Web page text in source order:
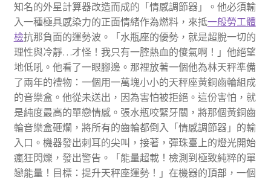
知名的外星計算器改造而成的「情感調節器」。他必須輸
入一種極具感染力的正面情緒作為燃料，來抵一般勞工體
檢抗那負面的運勢波。「水瓶座的優勢，就是超脫一切的
理性與冷靜…才怪！我只有一腔熱血的傻氣啊！」他絕望
地低吼。他看了一眼腳邊。那裡放著一個他為林天秤準備
了兩年的禮物：一個用一萬塊小小的天秤座黃銅齒輪組成
的音樂盒。他從未送出，因為害怕被拒絕。這份害怕，就
是純度最高的單戀情感。張水瓶咬緊牙關，將那個黃銅齒
輪音樂盒砸爛，將所有的齒輪都倒入「情感調節器」的輸
入口。機器發出刺耳的尖叫，接著，彈珠臺上的燈光開始
瘋狂閃爍，發出警告。「能量超載！檢測到極致純粹的單
戀能量！目標：提升天秤座運勢！」在機器的頂部，一個